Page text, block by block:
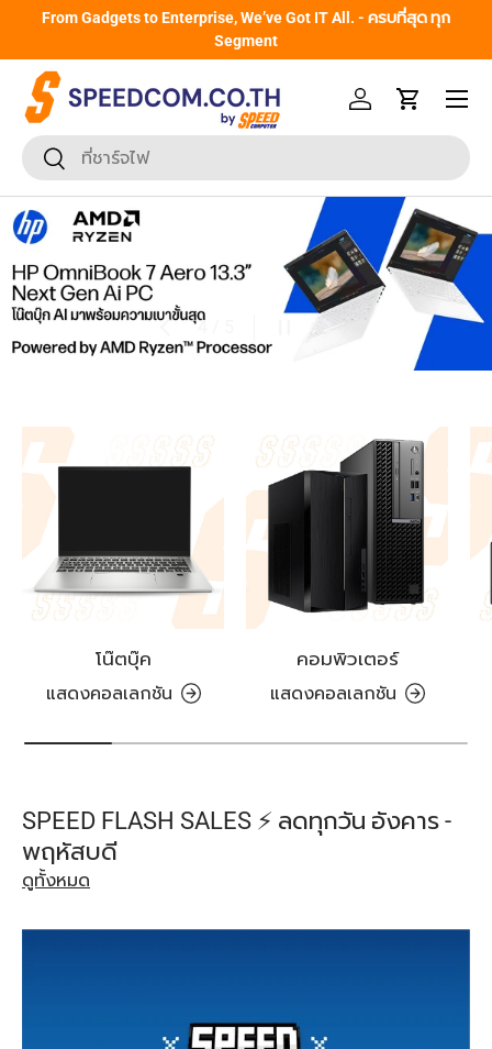
From Gadgets to Enterprise, We’ve Got IT All. - ครบที่สุด ทุก
Segment
ค้นหา
ยืนยันการค้นหา
เข้าสู่ระบบรถเข็น
หน้าเมนู
ก่อนหน้า
5 หยุดสไลด์โชว์
ถัดไป
โน๊ตบุ๊ค
แสดงคอลเลกชัน
คอมพิวเตอร์
แสดงคอลเลกชัน
SPEED FLASH SALES ⚡️ ลดทุกวัน อังคาร -
พฤหัสบดี
ดูทั้งหมด